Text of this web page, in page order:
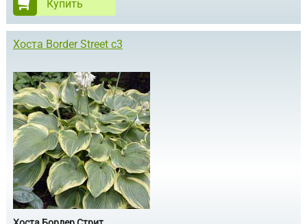
Купить
Хоста Border Street с3